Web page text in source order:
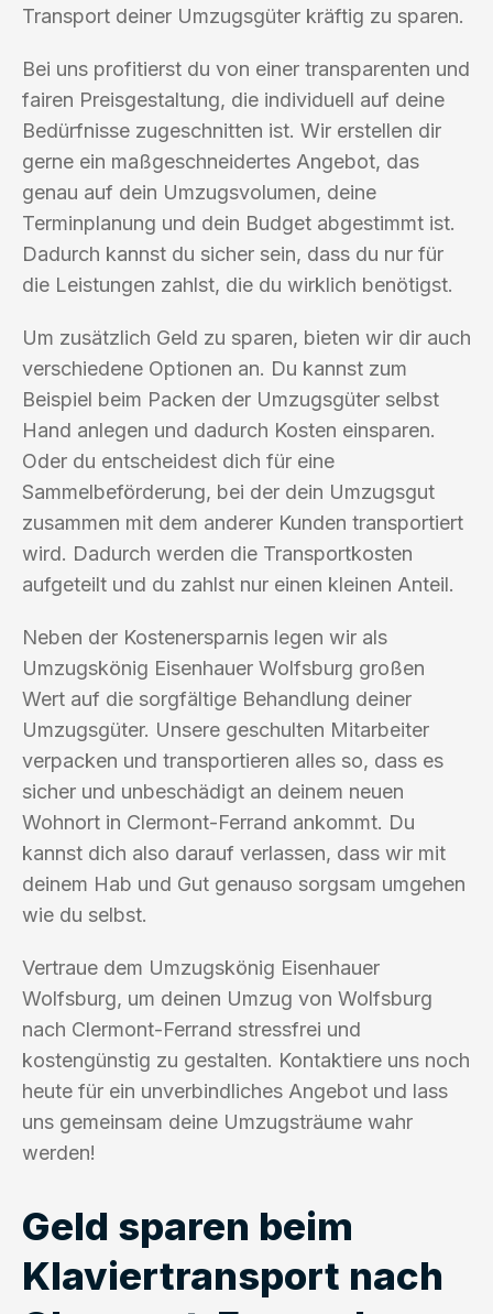
Transport deiner Umzugsgüter kräftig zu sparen.
Bei uns profitierst du von einer transparenten und
fairen Preisgestaltung, die individuell auf deine
Bedürfnisse zugeschnitten ist. Wir erstellen dir
gerne ein maßgeschneidertes Angebot, das
genau auf dein Umzugsvolumen, deine
Terminplanung und dein Budget abgestimmt ist.
Dadurch kannst du sicher sein, dass du nur für
die Leistungen zahlst, die du wirklich benötigst.
Um zusätzlich Geld zu sparen, bieten wir dir auch
verschiedene Optionen an. Du kannst zum
Beispiel beim Packen der Umzugsgüter selbst
Hand anlegen und dadurch Kosten einsparen.
Oder du entscheidest dich für eine
Sammelbeförderung, bei der dein Umzugsgut
zusammen mit dem anderer Kunden transportiert
wird. Dadurch werden die Transportkosten
aufgeteilt und du zahlst nur einen kleinen Anteil.
Neben der Kostenersparnis legen wir als
Umzugskönig Eisenhauer Wolfsburg großen
Wert auf die sorgfältige Behandlung deiner
Umzugsgüter. Unsere geschulten Mitarbeiter
verpacken und transportieren alles so, dass es
sicher und unbeschädigt an deinem neuen
Wohnort in Clermont-Ferrand ankommt. Du
kannst dich also darauf verlassen, dass wir mit
deinem Hab und Gut genauso sorgsam umgehen
wie du selbst.
Vertraue dem Umzugskönig Eisenhauer
Wolfsburg, um deinen Umzug von Wolfsburg
nach Clermont-Ferrand stressfrei und
kostengünstig zu gestalten. Kontaktiere uns noch
heute für ein unverbindliches Angebot und lass
uns gemeinsam deine Umzugsträume wahr
werden!
Geld sparen beim
Klaviertransport nach